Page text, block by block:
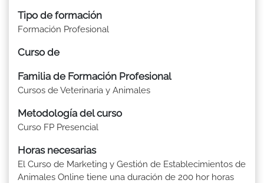
Tipo de formación
Formación Profesional
Curso de
Familia de Formación Profesional
Cursos de Veterinaria y Animales
Metodología del curso
Curso FP Presencial
Horas necesarias
El Curso de Marketing y Gestión de Establecimientos de
Animales Online tiene una duración de 200 hor horas